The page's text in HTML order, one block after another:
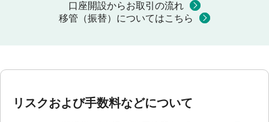
口座開設からお取引の流れ
移管（振替）についてはこちら
リスクおよび手数料などについて